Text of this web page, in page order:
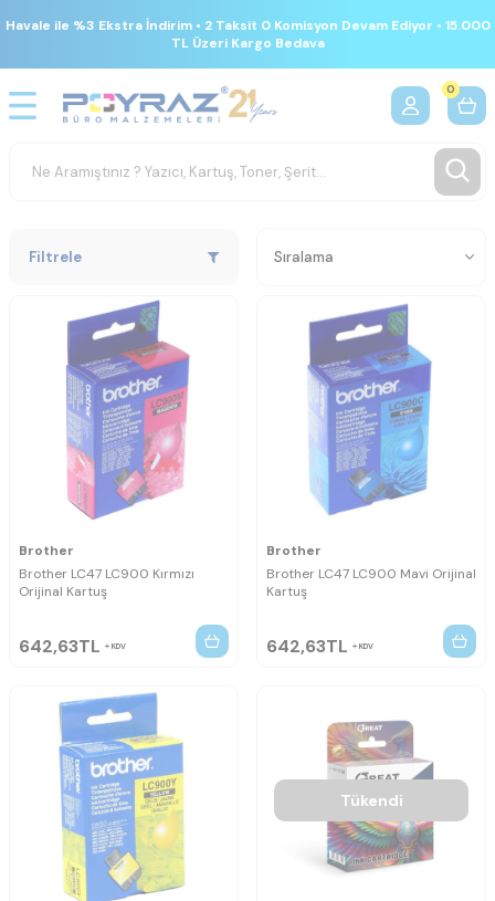
Havale ile %3 Ekstra İndirim • 2 Taksit 0 Komisyon Devam Ediyor • 15.000
TL Üzeri Kargo Bedava
0
Filtrele
Brother
Brother LC47 LC900 Kırmızı
Orijinal Kartuş
642,63TL KDV
Brother
Brother LC47 LC900 Mavi Orijinal
Kartuş
642,63TL KDV
Tükendi